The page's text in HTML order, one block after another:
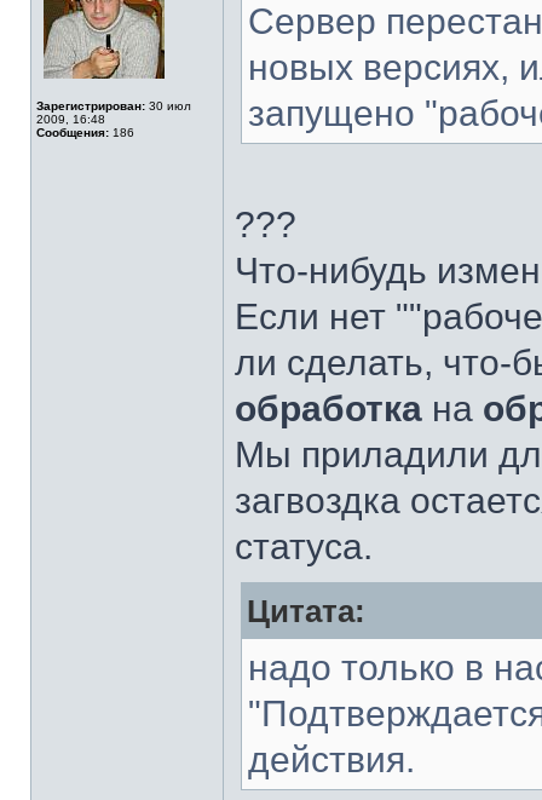
Зарегистрирован: 30 июл
2009, 16:48
Сообщения: 186
Сервер
новых версиях,
запущено
???
Что-нибудь
Если нет
ли сделать, что-
обработка на
Мы приладили
загвоздка
статуса.
Цитата:
надо только в
действия.